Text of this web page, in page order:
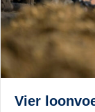
Vier